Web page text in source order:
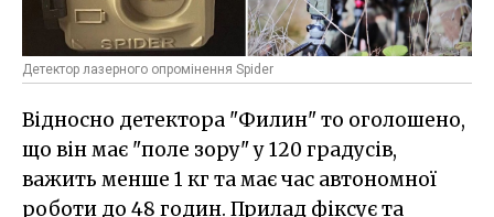
Детектор лазерного опромінення Spider
Відносно детектора "Филин" то оголошено,
що він має "поле зору" у 120 градусів,
важить менше 1 кг та має час автономної
роботи до 48 годин. Прилад фіксує та